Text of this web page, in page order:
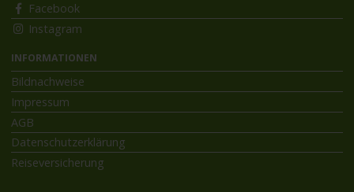
Facebook
Instagram
INFORMATIONEN
Bildnachweise
Impressum
AGB
Datenschutzerklärung
Reiseversicherung